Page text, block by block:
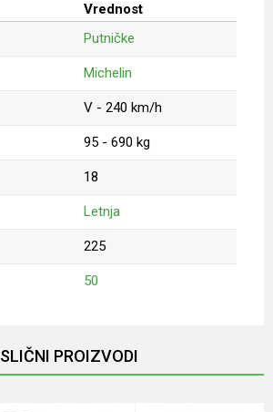
Vrednost
Putničke
Michelin
V - 240 km/h
95 - 690 kg
18
Letnja
225
50
SLIČNI PROIZVODI